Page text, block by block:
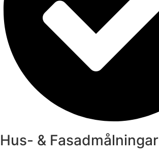
Hus- & Fasadmålningar